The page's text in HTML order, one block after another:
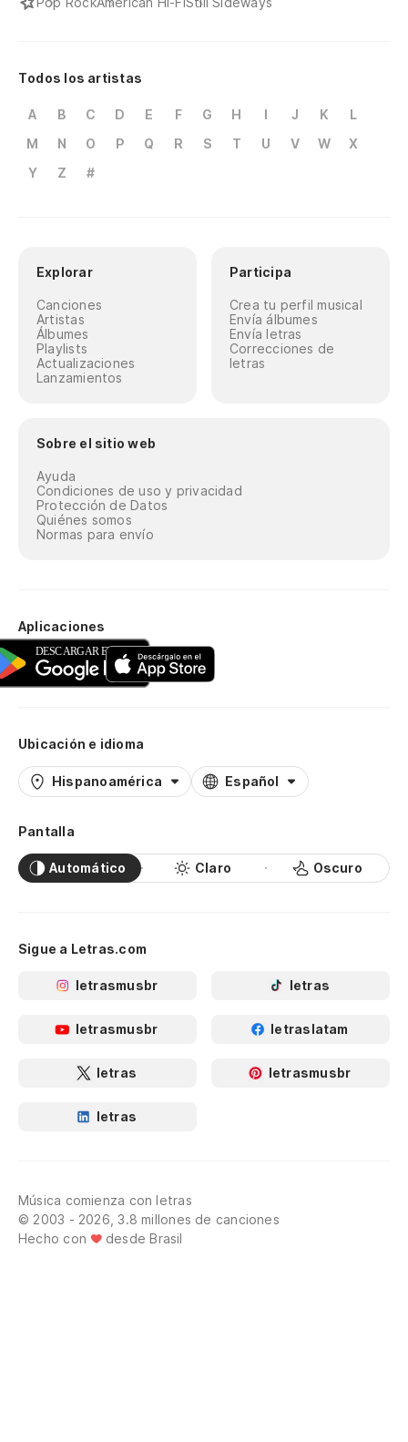
Todos los artistas
A B C D E F G H I J K
L
M
N O P Q R S T U V W
X
Y
Z #
Explorar
Canciones
Artistas
Álbumes
Playlists
Actualizaciones
Lanzamientos
Participa
Crea tu perfil musical
Envía álbumes
Envía letras
Correcciones de
letras
Sobre el sitio web
Ayuda
Condiciones de uso y privacidad
Protección de Datos
Quiénes somos
Normas para envío
Aplicaciones
Ubicación e idioma
Hispanoamérica Español
Pantalla
Automático Claro Oscuro
Sigue a Letras.com
letrasmusbr letras
letrasmusbr letraslatam
letras letrasmusbr
letras
Música comienza con letras
© 2003 - 2026, 3.8 millones de canciones
Hecho con
desde Brasil